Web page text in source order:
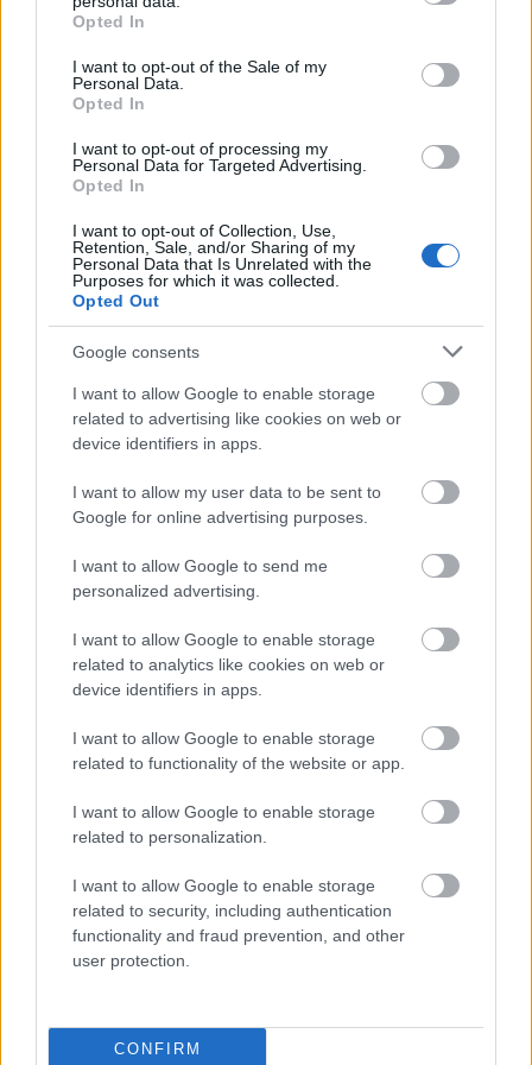
grant or deny consent to Google and its third-party tags to
use your data for below specified purposes in below Google
consent section.
Opted In
I want to opt-out of the Sale of my
Personal Data.
Opted In
I want to opt-out of processing my
Personal Data for Targeted Advertising.
Opted In
I want to opt-out of Collection, Use,
Retention, Sale, and/or Sharing of my
Personal Data that Is Unrelated with the
Purposes for which it was collected.
Opted Out
Google consents
I want to allow Google to enable storage
related to advertising like cookies on web or
device identifiers in apps.
I want to allow my user data to be sent to
Google for online advertising purposes.
I want to allow Google to send me
personalized advertising.
I want to allow Google to enable storage
related to analytics like cookies on web or
device identifiers in apps.
I want to allow Google to enable storage
related to functionality of the website or app.
I want to allow Google to enable storage
related to personalization.
I want to allow Google to enable storage
related to security, including authentication
functionality and fraud prevention, and other
user protection.
CONFIRM
Szülőnek lenni külföldön: hol hogyan
támogatják?
Határátkelő•2018. március 17.
Egy gyermek születése nagy öröm, persze legalább
ennyire stresszes is. Nem árt, ha ilyenkor az ember
megfelelő segítséget kap – és nem csak anyagilag. A
család persze segít (ha tud), de azért az sem
mindegy, hogy egy-egy ország miként támogatja a
gyermekvállalást. Ma egy kicsit…
Határátkelés a szülők szemével
Határátkelő• 2017. március 15.
Szülőként nem lehet egyszerű megélni, amikor a
gyerek külföldre költözik (pláne, ha az a külföld